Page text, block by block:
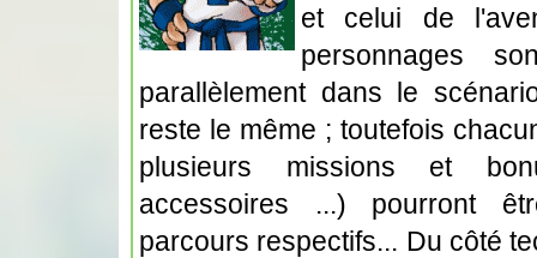
et celui de
personnages
parallèlement dans le
reste le même ; toutefois
plusieurs missions et
accessoires ...) pourront
parcours respectifs... Du côté